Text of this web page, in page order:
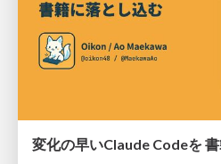
変化の早いClaude Codeを